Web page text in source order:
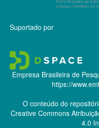
Suportado por
Empresa Brasileira de
https://
O conteúdo do
Creative Commons
4.0